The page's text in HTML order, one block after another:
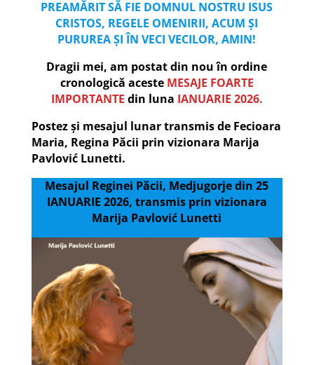
PREAMĂRIT SĂ FIE DOMNUL NOSTRU ISUS
CRISTOS, REGELE OMENIRII, ACUM ȘI
PURUREA ȘI ÎN VECI VECILOR, AMIN!
Dragii mei, am postat din nou în ordine
cronologică aceste MESAJE FOARTE
IMPORTANTE din luna IANUARIE 2026.
Postez și mesajul lunar transmis de Fecioara
Maria, Regina Păcii prin vizionara Marija
Pavlović Lunetti.
Mesajul Reginei Păcii, Medjugorje din 25
IANUARIE 2026, transmis prin vizionara
Marija Pavlović Lunetti